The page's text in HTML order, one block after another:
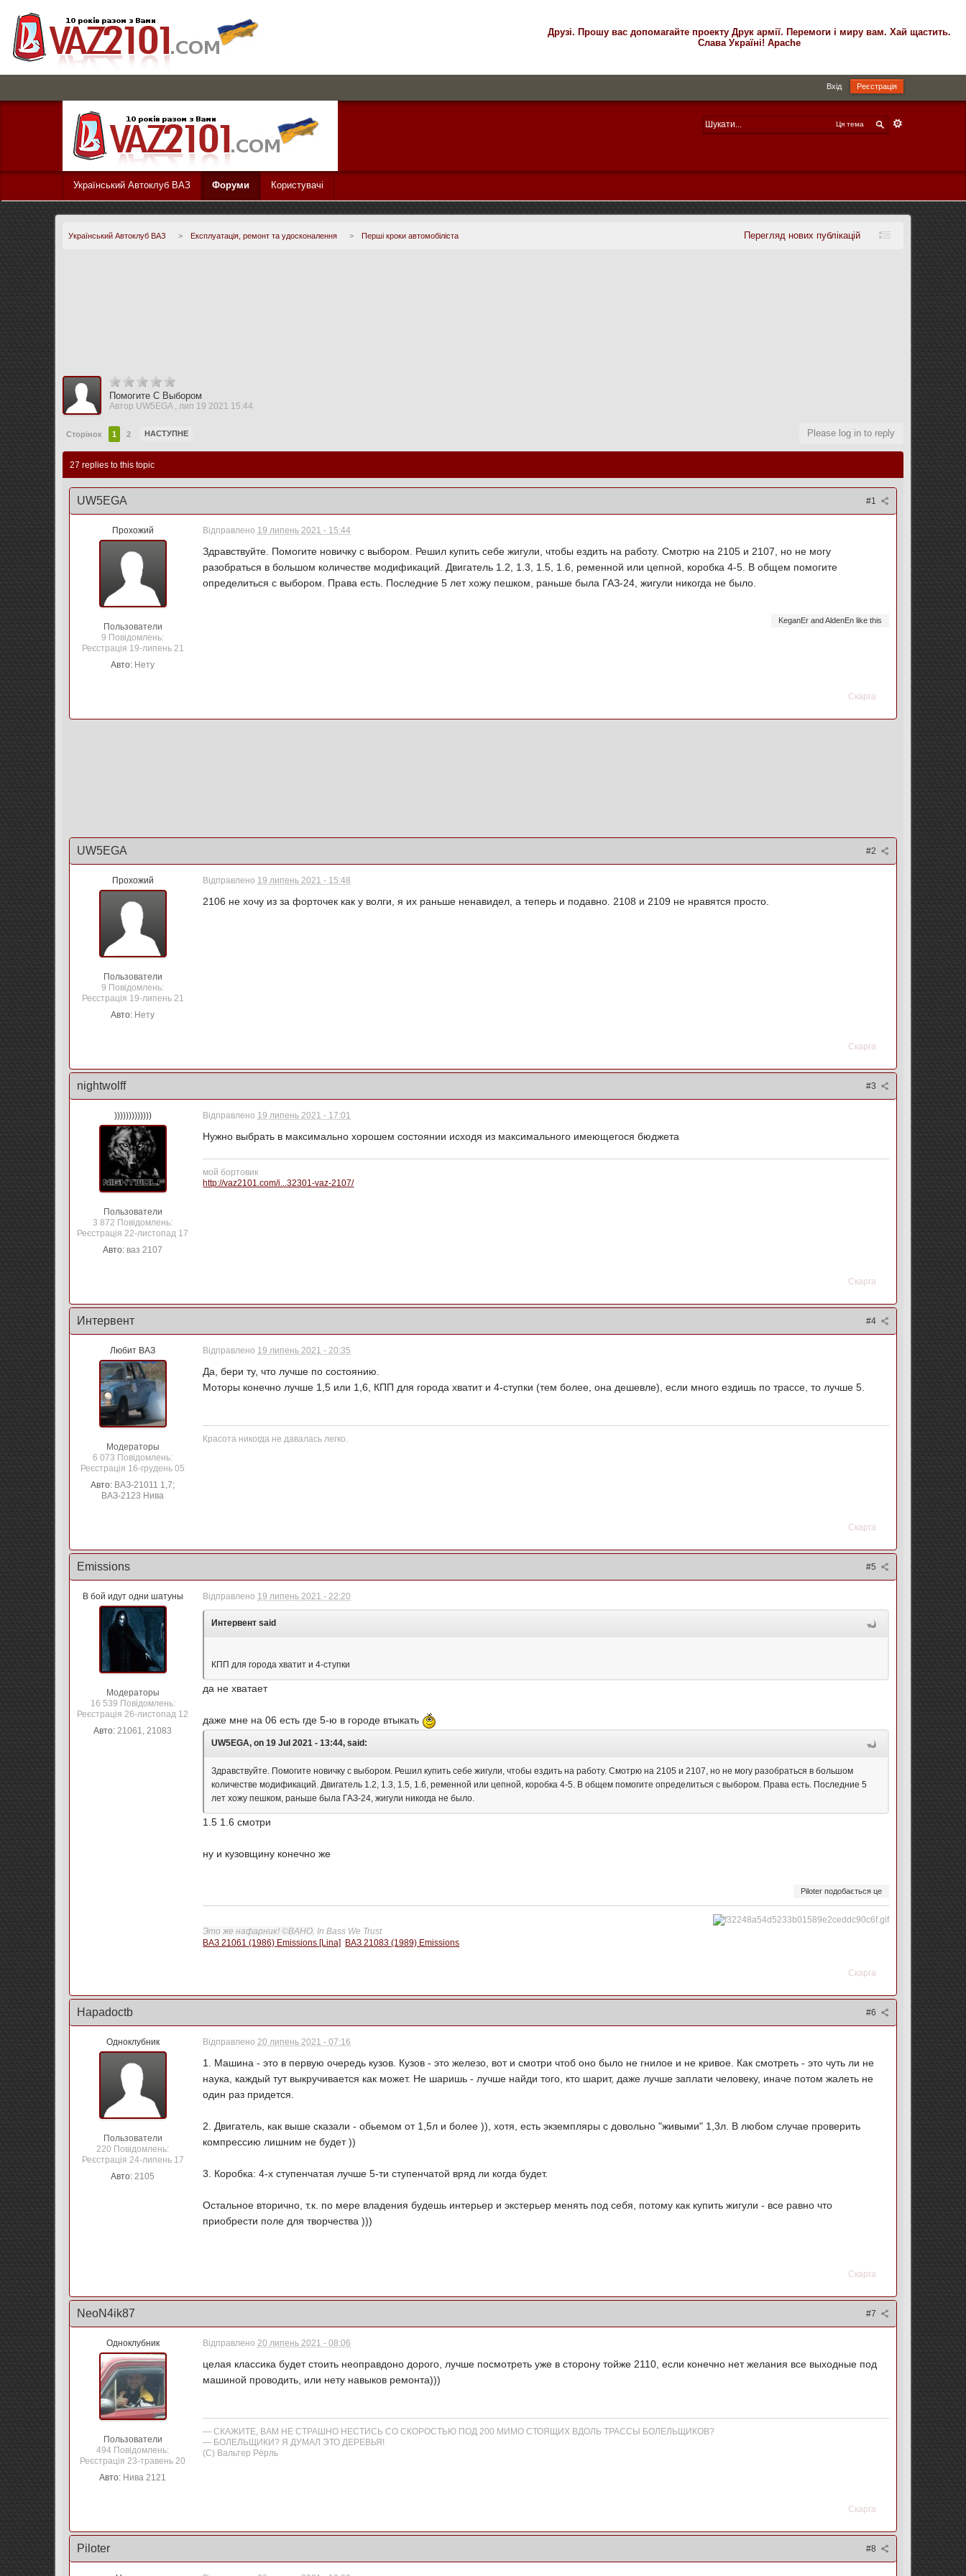
Друзі. Прошу вас допомагайте проекту Друк армії. Перемоги і миру вам. Хай щастить.
Слава Україні! Apache
Вхід Реєстрація
Ця тема
Український Автоклуб ВАЗ Форуми Користувачі
Український Автоклуб ВАЗ > Експлуатація, ремонт та удосконалення > Перші кроки автомобіліста Перегляд нових публікацій
Помогите С Выбором
Автор UW5EGA ,лип 19 2021 15:44
Сторінок 1 2 НАСТУПНЕ Please log in to reply
27 replies to this topic
#1
UW5EGA
Прохожий
Пользователи
9 Повідомлень:
Реєстрація 19-липень 21
Авто: Нету
Відправлено 19 липень 2021 - 15:44
Здравствуйте. Помогите новичку с выбором. Решил купить себе жигули, чтобы ездить на работу. Смотрю на 2105 и 2107, но не могу
разобраться в большом количестве модификаций. Двигатель 1.2, 1.3, 1.5, 1.6, ременной или цепной, коробка 4-5. В общем помогите
определиться с выбором. Права есть. Последние 5 лет хожу пешком, раньше была ГАЗ-24, жигули никогда не было.
KeganEr and AldenEn like this
Скарга
#2
UW5EGA
Прохожий
Пользователи
9 Повідомлень:
Реєстрація 19-липень 21
Авто: Нету
Відправлено 19 липень 2021 - 15:48
2106 не хочу из за форточек как у волги, я их раньше ненавидел, а теперь и подавно. 2108 и 2109 не нравятся просто.
Скарга
#3
nightwolff
)))))))))))))
Пользователи
3 872 Повідомлень:
Реєстрація 22-листопад 17
Авто: ваз 2107
Відправлено 19 липень 2021 - 17:01
Нужно выбрать в максимально хорошем состоянии исходя из максимального имеющегося бюджета
мой бортовик
http://vaz2101.com/i...32301-vaz-2107/
Скарга
#4
Интервент
Любит ВАЗ
Модераторы
6 073 Повідомлень:
Реєстрація 16-грудень 05
Авто: ВАЗ-21011 1,7;
ВАЗ-2123 Нива
Відправлено 19 липень 2021 - 20:35
Да, бери ту, что лучше по состоянию.
Моторы конечно лучше 1,5 или 1,6, КПП для города хватит и 4-ступки (тем более, она дешевле), если много ездишь по трассе, то лучше 5.
Красота никогда не давалась легко.
Скарга
#5
Emissions
В бой идут одни шатуны
Модераторы
16 539 Повідомлень:
Реєстрація 26-листопад 12
Авто: 21061, 21083
Відправлено 19 липень 2021 - 22:20
Интервент said
КПП для города хватит и 4-ступки
да не хватает
даже мне на 06 есть где 5-ю в городе втыкать
UW5EGA, on 19 Jul 2021 - 13:44, said:
Здравствуйте. Помогите новичку с выбором. Решил купить себе жигули, чтобы ездить на работу. Смотрю на 2105 и 2107, но не могу разобраться в большом
количестве модификаций. Двигатель 1.2, 1.3, 1.5, 1.6, ременной или цепной, коробка 4-5. В общем помогите определиться с выбором. Права есть. Последние 5
лет хожу пешком, раньше была ГАЗ-24, жигули никогда не было.
1.5 1.6 смотри
ну и кузовщину конечно же
Piloter подобається це
Это же нафарник! ©ВАНО. In Bass We Trust
ВАЗ 21061 (1986) Emissions [Lina]
ВАЗ 21083 (1989) Emissions
Скарга
#6
Hapadoctb
Одноклубник
Пользователи
220 Повідомлень:
Реєстрація 24-липень 17
Авто: 2105
Відправлено20 липень 2021 - 07:16
1. Машина - это в первую очередь кузов. Кузов - это железо, вот и смотри чтоб оно было не гнилое и не кривое. Как смотреть - это чуть ли не
наука, каждый тут выкручивается как может. Не шаришь - лучше найди того, кто шарит, даже лучше заплати человеку, иначе потом жалеть не
один раз придется.
2. Двигатель, как выше сказали - обьемом от 1,5л и более )), хотя, есть экземпляры с довольно "живыми" 1,3л. В любом случае проверить
компрессию лишним не будет ))
3. Коробка: 4-х ступенчатая лучше 5-ти ступенчатой вряд ли когда будет.
Остальное вторично, т.к. по мере владения будешь интерьер и экстерьер менять под себя, потому как купить жигули - все равно что
приобрести поле для творчества )))
Скарга
#7
NeoN4ik87
Одноклубник
Пользователи
494 Повідомлень:
Реєстрація 23-травень 20
Авто: Нива 2121
Відправлено20 липень 2021 - 08:06
целая классика будет стоить неоправдоно дорого, лучше посмотреть уже в сторону тойже 2110, если конечно нет желания все выходные под
машиной проводить, или нету навыков ремонта)))
— СКАЖИТЕ, ВАМ НЕ СТРАШНО НЕСТИСЬ СО СКОРОСТЬЮ ПОД 200 МИМО СТОЯЩИХ ВДОЛЬ ТРАССЫ БОЛЕЛЬЩИКОВ?
— БОЛЕЛЬЩИКИ? Я ДУМАЛ ЭТО ДЕРЕВЬЯ!
(С) Вальтер Рёрль
Скарга
#8
Piloter